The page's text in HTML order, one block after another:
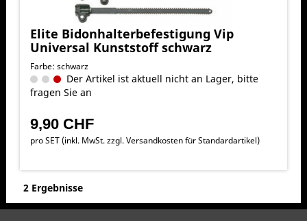
Elite Bidonhalterbefestigung Vip
Universal Kunststoff schwarz
Farbe: schwarz
Der Artikel ist aktuell nicht an Lager, bitte
fragen Sie an
9,90 CHF
pro SET (inkl. MwSt. zzgl.Versandkosten für Standardartikel)
2 Ergebnisse